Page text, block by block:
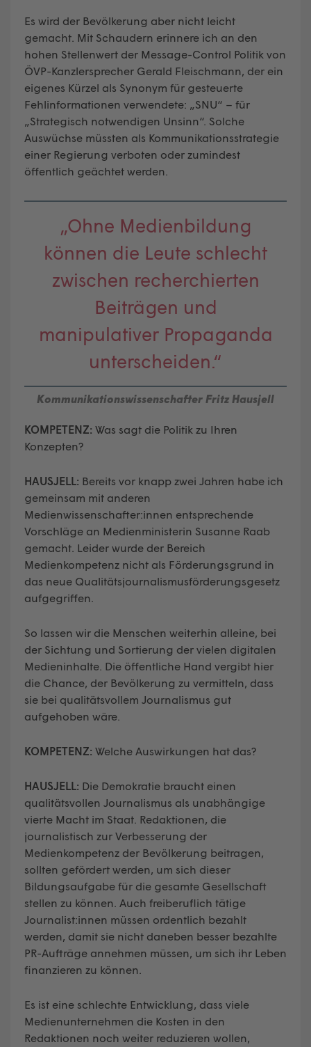
Es wird der Bevölkerung aber nicht leicht
gemacht. Mit Schaudern erinnere ich an den
hohen Stellenwert der Message-Control Politik von
ÖVP-Kanzlersprecher Gerald Fleischmann, der ein
eigenes Kürzel als Synonym für gesteuerte
Fehlinformationen verwendete: „SNU“ – für
„Strategisch notwendigen Unsinn“. Solche
Auswüchse müssten als Kommunikationsstrategie
einer Regierung verboten oder zumindest
öffentlich geächtet werden.
„Ohne Medienbildung
können die Leute schlecht
zwischen recherchierten
Beiträgen und
manipulativer Propaganda
unterscheiden.“
Kommunikationswissenschafter Fritz Hausjell
KOMPETENZ: Was sagt die Politik zu Ihren
Konzepten?
HAUSJELL: Bereits vor knapp zwei Jahren habe ich
gemeinsam mit anderen
Medienwissenschafter:innen entsprechende
Vorschläge an Medienministerin Susanne Raab
gemacht. Leider wurde der Bereich
Medienkompetenz nicht als Förderungsgrund in
das neue Qualitätsjournalismusförderungsgesetz
aufgegriffen.
So lassen wir die Menschen weiterhin alleine, bei
der Sichtung und Sortierung der vielen digitalen
Medieninhalte. Die öffentliche Hand vergibt hier
die Chance, der Bevölkerung zu vermitteln, dass
sie bei qualitätsvollem Journalismus gut
aufgehoben wäre.
KOMPETENZ: Welche Auswirkungen hat das?
HAUSJELL: Die Demokratie braucht einen
qualitätsvollen Journalismus als unabhängige
vierte Macht im Staat. Redaktionen, die
journalistisch zur Verbesserung der
Medienkompetenz der Bevölkerung beitragen,
sollten gefördert werden, um sich dieser
Bildungsaufgabe für die gesamte Gesellschaft
stellen zu können. Auch freiberuflich tätige
Journalist:innen müssen ordentlich bezahlt
werden, damit sie nicht daneben besser bezahlte
PR-Aufträge annehmen müssen, um sich ihr Leben
finanzieren zu können.
Es ist eine schlechte Entwicklung, dass viele
Medienunternehmen die Kosten in den
Redaktionen noch weiter reduzieren wollen,